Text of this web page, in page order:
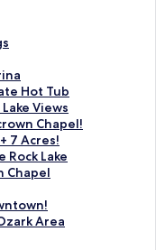
Hot Tub
Views
Chapel!
7 Acres!
Lake
Chapel
Area